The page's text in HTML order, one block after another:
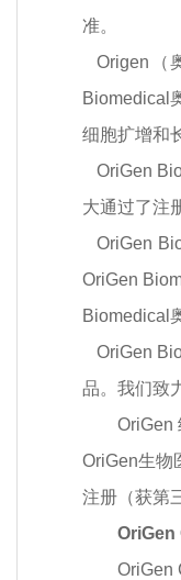
准。
Origen（
Biomedical
细胞扩增和
OriGen
大通过了注
OriGen
OriGen
Biomedical
OriGen
品。我们致
OriGen生物
注册（获第
OriGen
OriGen